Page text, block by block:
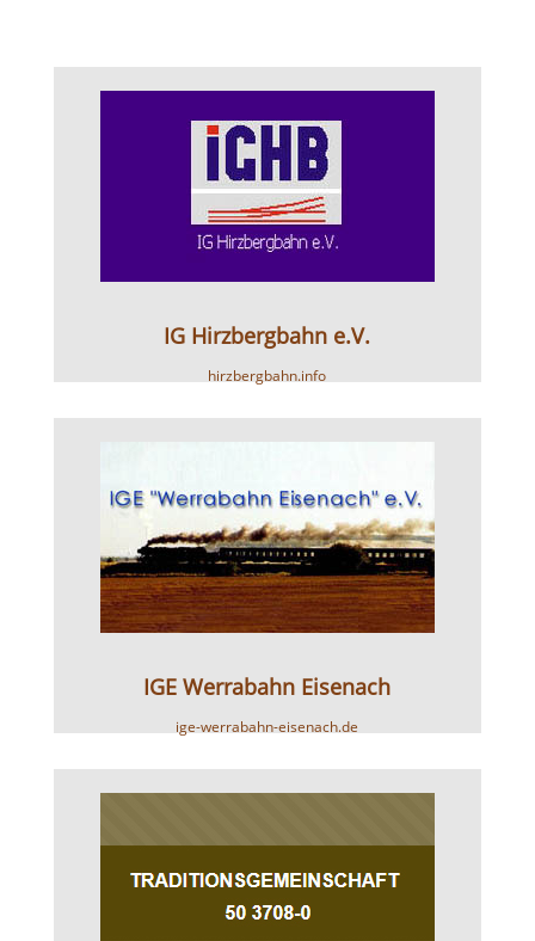
IG Hirzbergbahn e.V.
hirzbergbahn.info
IGE Werrabahn Eisenach
ige-werrabahn-eisenach.de